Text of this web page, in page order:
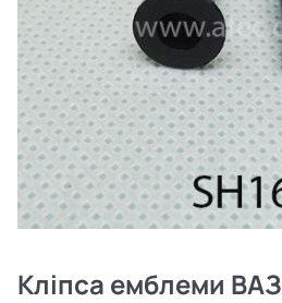
Кліпса емблеми ВАЗ